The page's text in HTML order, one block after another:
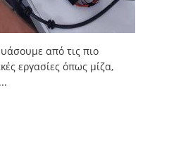
από τις πιο
εργασίες όπως μίζα,